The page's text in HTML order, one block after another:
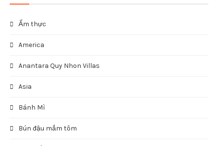
Ẩm thực
America
Anantara Quy Nhon Villas
Asia
Bánh Mì
Bún đậu mắm tôm